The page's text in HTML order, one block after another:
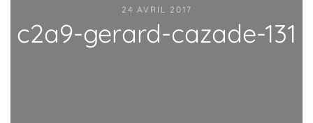
24 AVRIL 2017
c2a9-gerard-cazade-131